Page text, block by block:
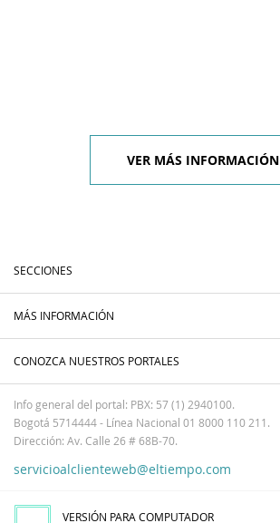
VER MÁS INFORMACIÓN
SECCIONES
MÁS INFORMACIÓN
CONOZCA NUESTROS PORTALES
Info general del portal: PBX: 57 (1) 2940100.
Bogotá 5714444 - Línea Nacional 01 8000 110 211.
Dirección: Av. Calle 26 # 68B-70.
servicioalclienteweb@eltiempo.com
VERSIÓN PARA COMPUTADOR